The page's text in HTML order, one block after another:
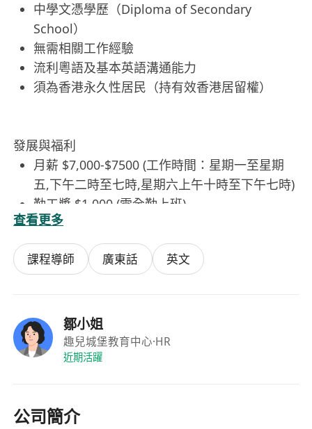
中學文憑學歷（Diploma of Secondary
School）
無需相關工作經驗
流利粵語及基本英語溝通能力
須為香港永久性居民（持有效香港居留權）
發展與福利
月薪 $7,000-$7500 (工作時間：星期一至星期
五,下午二時至七時,星期六上午十時至下午七時)
勤工獎 $1,000 (需全勤上班)
查看更多
課程導師 廣東話 英文
鄒小姐
趣兒城堡教育中心·HR
近期活躍
公司簡介